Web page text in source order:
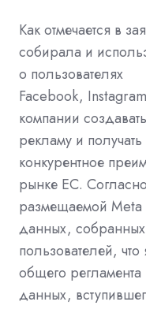
Как отмечается в
собирала и
о пользователях
Facebook, Instagram
компании
рекламу и
конкурентное
рынке ЕС.
размещаемой Meta
данных,
пользователей,
общего
данных,